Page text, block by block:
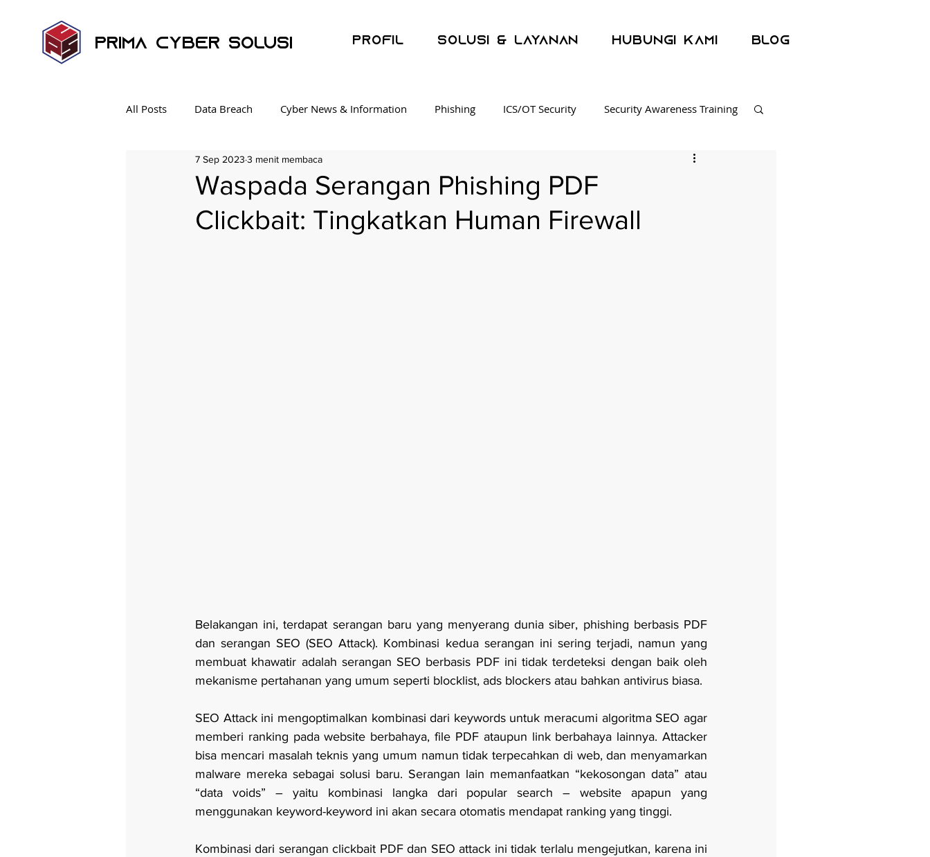
Prima Cyber Solusi Profil Solusi & Layanan Hubungi kami Blog
All Posts Data Breach Cyber News & Information Phishing ICS/OT Security Security Awareness Training
Ransomware Social Engineering
Waspada Serangan Phishing PDF
Clickbait: Tingkatkan Human Firewall
7 Sep 2023 3 menit membaca
Belakangan ini, terdapat serangan baru yang menyerang dunia siber, phishing berbasis PDF
dan serangan SEO (SEO Attack). Kombinasi kedua serangan ini sering terjadi, namun yang
membuat khawatir adalah serangan SEO berbasis PDF ini tidak terdeteksi dengan baik oleh
mekanisme pertahanan yang umum seperti blocklist, ads blockers atau bahkan antivirus biasa.
SEO Attack ini mengoptimalkan kombinasi dari keywords untuk meracumi algoritma SEO agar
memberi ranking pada website berbahaya, file PDF ataupun link berbahaya lainnya. Attacker
bisa mencari masalah teknis yang umum namun tidak terpecahkan di web, dan menyamarkan
malware mereka sebagai solusi baru. Serangan lain memanfaatkan “kekosongan data” atau
“data voids” – yaitu kombinasi langka dari popular search – website apapun yang
menggunakan keyword-keyword ini akan secara otomatis mendapat ranking yang tinggi.
Kombinasi dari serangan clickbait PDF dan SEO attack ini tidak terlalu mengejutkan, karena ini